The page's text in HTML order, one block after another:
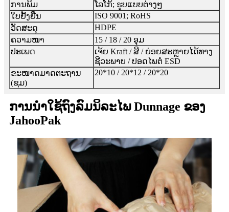
ການພິມ
ໂລໂກ້; ຮູບແບບຕ່າງໆ
ໃບຢັ້ງຢືນ
ISO 9001; RoHS
ວັດສະດຸ
HDPE
ຄວາມໜາ
15 / 18 / 20 ອຸມ
ປະເພດ
ເຈ້ຍ Kraft / ສີ / ຍ່ອຍສະຫຼາຍໄດ້ທາງ
ຊີວະພາບ / ປອດໄພຕໍ່ ESD
ຂະໜາດມາດຕະຖານ
(ຊມ)
20*10 / 20*12 / 20*20
ການນຳໃຊ້ຖົງລົມນິລະໄພ Dunnage ຂອງ
JahooPak